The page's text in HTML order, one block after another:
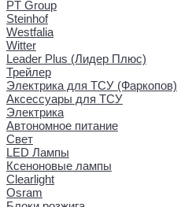
PT Group
Steinhof
Westfalia
Witter
Leader Plus (Лидер Плюс)
Трейлер
Электрика для ТСУ (Фаркопов)
Аксессуары для ТСУ
Электрика
Автономное питание
Свет
LED Лампы
Ксеноновые лампы
Clearlight
Osram